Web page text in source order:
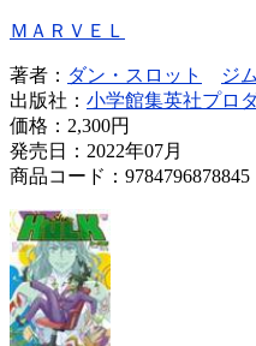
ＭＡＲＶＥＬ
著者： ダン・スロット ジ
出版社： 小学館集英社プロ
価格： 2,300円
発売日：2022年07月
商品コード：9784796878845